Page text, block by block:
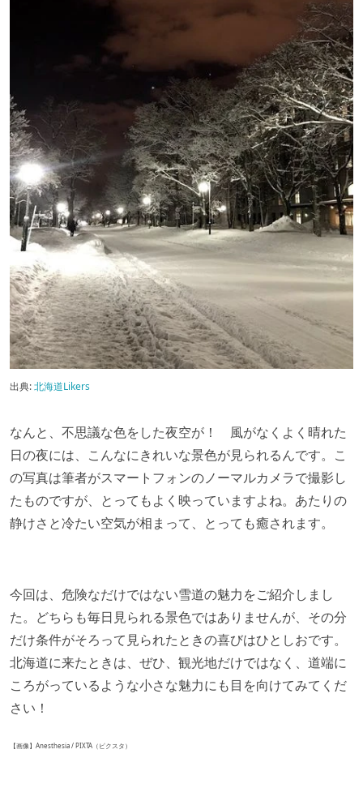
出典:北海道Likers
なんと、不思議な色をした夜空が！ 風がなくよく晴れた
日の夜には、こんなにきれいな景色が見られるんです。こ
の写真は筆者がスマートフォンのノーマルカメラで撮影し
たものですが、とってもよく映っていますよね。あたりの
静けさと冷たい空気が相まって、とっても癒されます。
今回は、危険なだけではない雪道の魅力をご紹介しまし
た。どちらも毎日見られる景色ではありませんが、その分
だけ条件がそろって見られたときの喜びはひとしおです。
北海道に来たときは、ぜひ、観光地だけではなく、道端に
ころがっているような小さな魅力にも目を向けてみてくだ
さい！
【画像】Anesthesia / PIXTA（ピクスタ）